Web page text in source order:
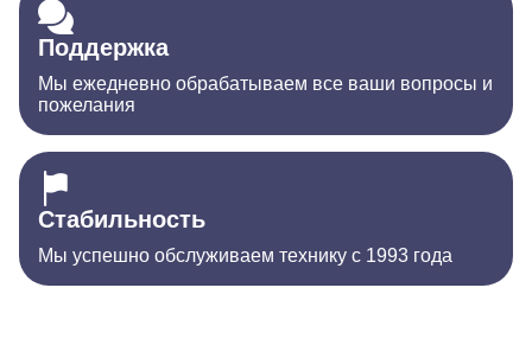
Поддержка
Мы ежедневно обрабатываем все ваши вопросы и
пожелания
Стабильность
Мы успешно обслуживаем технику с 1993 года